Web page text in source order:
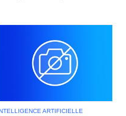
ARTIFICIELLE